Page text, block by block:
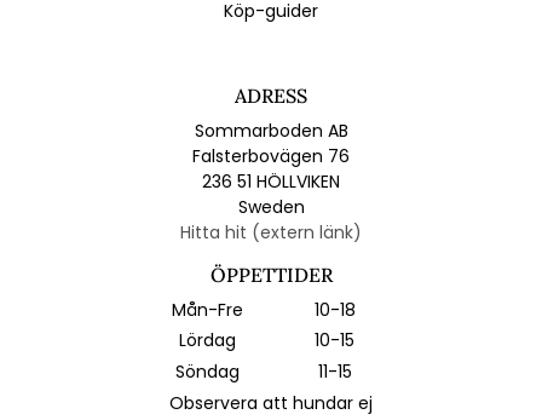
Köp-guider
ADRESS
Sommarboden AB
Falsterbovägen 76
236 51 HÖLLVIKEN
Sweden
Hitta hit (extern länk)
ÖPPETTIDER
Mån-Fre
10-18
Lördag
10-15
Söndag
11-15
Observera att hundar ej